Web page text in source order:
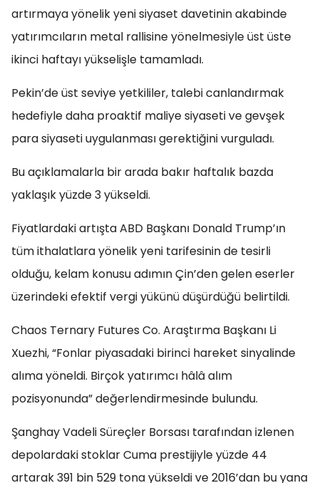
artırmaya yönelik yeni siyaset davetinin akabinde
yatırımcıların metal rallisine yönelmesiyle üst üste
ikinci haftayı yükselişle tamamladı.
Pekin’de üst seviye yetkililer, talebi canlandırmak
hedefiyle daha proaktif maliye siyaseti ve gevşek
para siyaseti uygulanması gerektiğini vurguladı.
Bu açıklamalarla bir arada bakır haftalık bazda
yaklaşık yüzde 3 yükseldi.
Fiyatlardaki artışta ABD Başkanı Donald Trump’ın
tüm ithalatlara yönelik yeni tarifesinin de tesirli
olduğu, kelam konusu adımın Çin’den gelen eserler
üzerindeki efektif vergi yükünü düşürdüğü belirtildi.
Chaos Ternary Futures Co. Araştırma Başkanı Li
Xuezhi, “Fonlar piyasadaki birinci hareket sinyalinde
alıma yöneldi. Birçok yatırımcı hâlâ alım
pozisyonunda” değerlendirmesinde bulundu.
Şanghay Vadeli Süreçler Borsası tarafından izlenen
depolardaki stoklar Cuma prestijiyle yüzde 44
artarak 391 bin 529 tona yükseldi ve 2016’dan bu yana